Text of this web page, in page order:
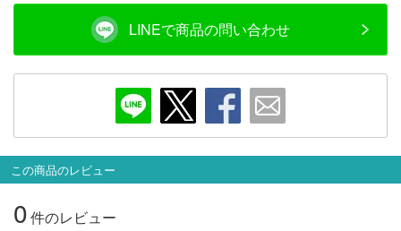
レビューについて
LINEで商品の問い合わせ
この商品のレビュー
0件のレビュー